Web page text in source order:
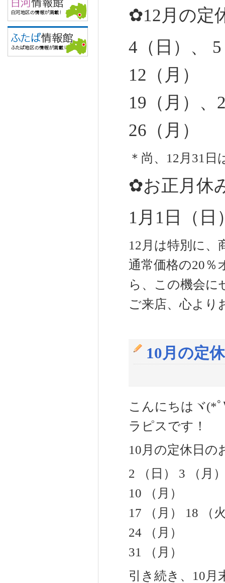
✿12月の定
4（日）、
12（月）
19（月）、
26（月）
＊尚、12月31
✿お正月休
1月1日（日
12月は特別に
通常価格の20％
ら、この機会
ご来店、心よ
10月の定
こんにちはヾ(*
ラピスです！
10月の定休日の
2 （日） 3 （月
10 （月）
17 （月） 18 （
24 （月）
31 （月）
引き続き、10月